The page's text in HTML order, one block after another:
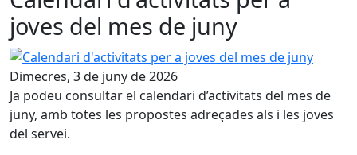
joves del mes de juny
Calendari d'activitats per a joves del mes de juny
Dimecres, 3 de juny de 2026
Ja podeu consultar el calendari d’activitats del mes de
juny, amb totes les propostes adreçades als i les joves
del servei.